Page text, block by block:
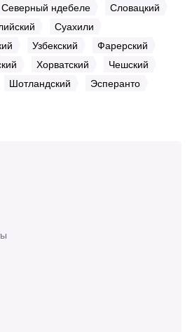
Северный ндебеле
Словацкий
Суахили
Узбекский
Фарерский
Хорватский
Чешский
Шотландский
Эсперанто